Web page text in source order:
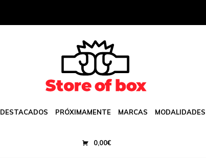
DESTACADOS PRÓXIMAMENTE MARCAS MODALIDADES
0,00€